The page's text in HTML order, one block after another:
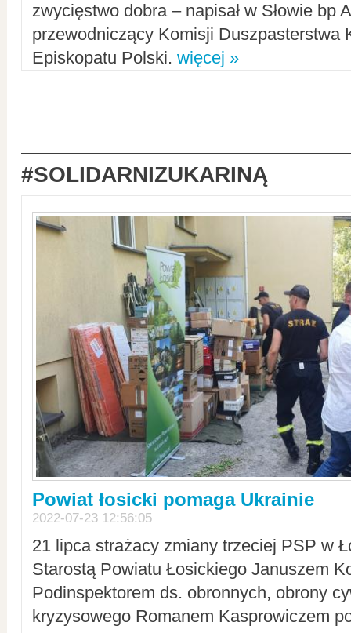
zwycięstwo dobra – napisał w Słowie bp
przewodniczący Komisji Duszpasterstwa
Episkopatu Polski. więcej »
#SOLIDARNIZUKARINĄ
Powiat łosicki pomaga Ukrainie
2022-07-23 12:56:05
21 lipca strażacy zmiany trzeciej PSP w
Starostą Powiatu Łosickiego Januszem
Podinspektorem ds. obronnych, obrony
kryzysowego Romanem Kasprowiczem